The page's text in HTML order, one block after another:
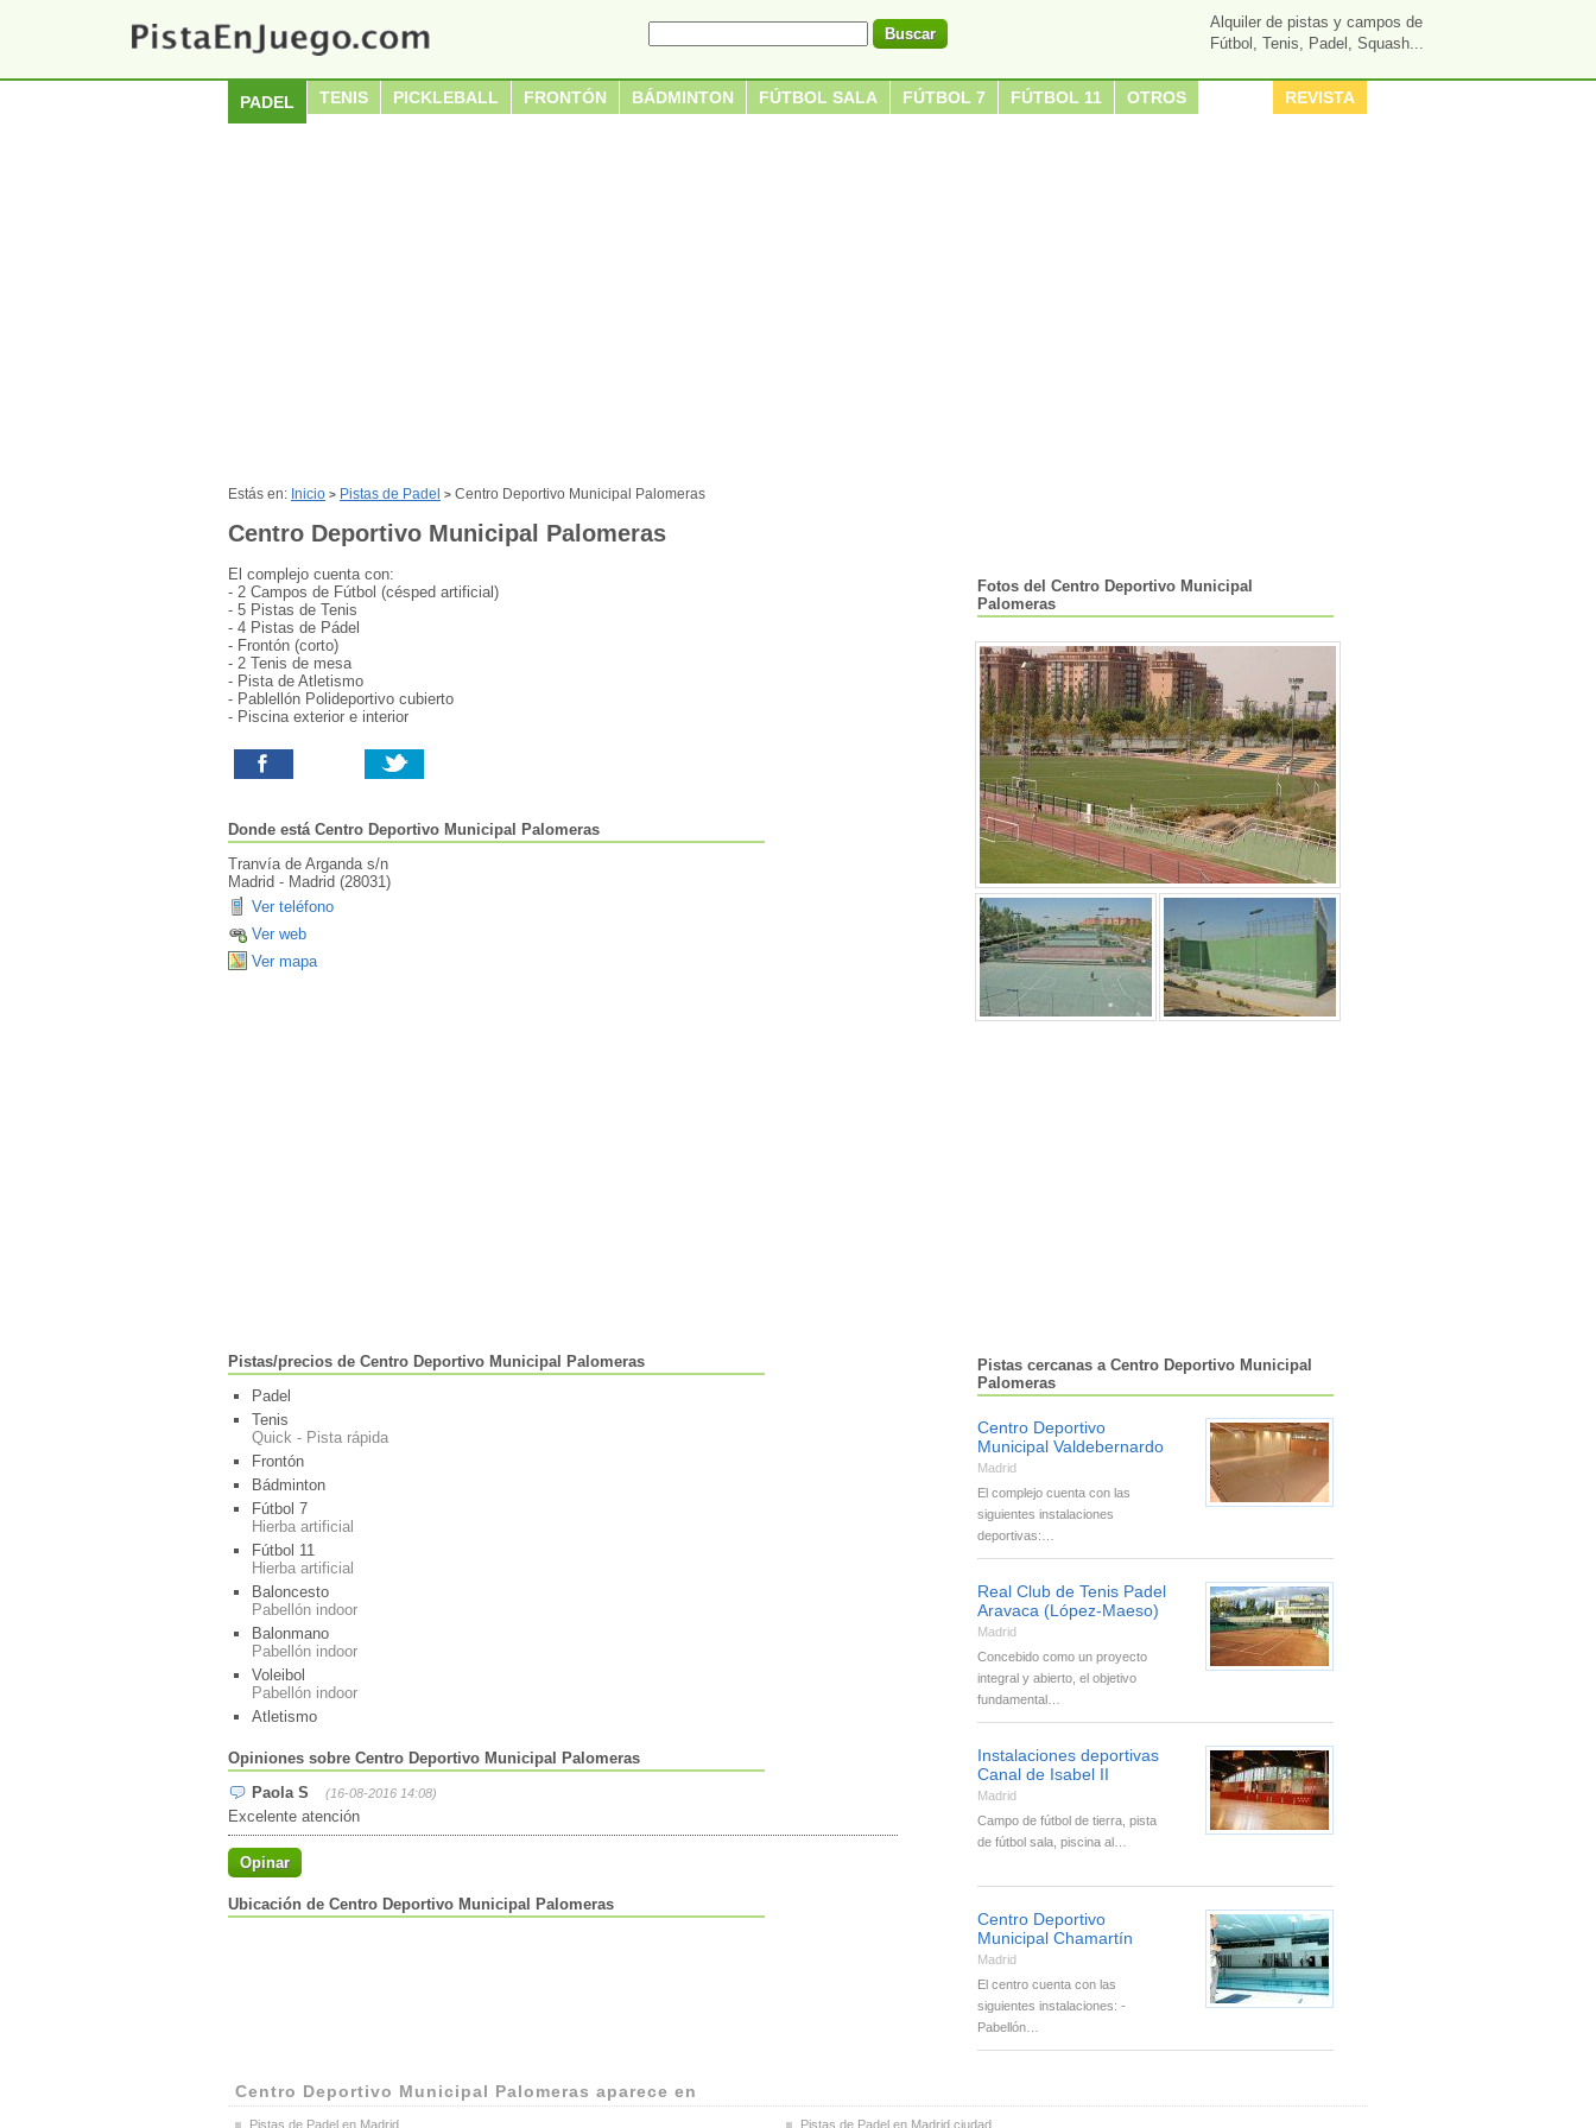
Alquiler de pistas y campos de
Fútbol, Tenis, Padel, Squash...
PADEL TENIS PICKLEBALL FRONTÓN BÁDMINTON FÚTBOL SALA FÚTBOL 7 FÚTBOL 11 OTROS REVISTA
Estás en: Inicio > Pistas de Padel > Centro Deportivo Municipal Palomeras
Centro Deportivo Municipal Palomeras
El complejo cuenta con:
- 2 Campos de Fútbol (césped artificial)
- 5 Pistas de Tenis
- 4 Pistas de Pádel
- Frontón (corto)
- 2 Tenis de mesa
- Pista de Atletismo
- Pablellón Polideportivo cubierto
- Piscina exterior e interior
Donde está Centro Deportivo Municipal Palomeras
Tranvía de Arganda s/n
Madrid - Madrid (28031)
Ver teléfono
Ver web
Ver mapa
Pistas/precios de Centro Deportivo Municipal Palomeras
Padel
Tenis
Quick - Pista rápida
Frontón
Bádminton
Fútbol 7
Hierba artificial
Fútbol 11
Hierba artificial
Baloncesto
Pabellón indoor
Balonmano
Pabellón indoor
Voleibol
Pabellón indoor
Atletismo
Opiniones sobre Centro Deportivo Municipal Palomeras
Paola S
(16-08-2016 14:08)
Excelente atención
Opinar
Ubicación de Centro Deportivo Municipal Palomeras
Fotos del Centro Deportivo Municipal
Palomeras
Pistas cercanas a Centro Deportivo Municipal
Palomeras
Centro Deportivo
Municipal Valdebernardo
Madrid
El complejo cuenta con las
siguientes instalaciones
deportivas:…
Real Club de Tenis Padel
Aravaca (López-Maeso)
Madrid
Concebido como un proyecto
integral y abierto, el objetivo
fundamental…
Instalaciones deportivas
Canal de Isabel II
Madrid
Campo de fútbol de tierra, pista
de fútbol sala, piscina al…
Centro Deportivo
Municipal Chamartín
Madrid
El centro cuenta con las
siguientes instalaciones: -
Pabellón…
Centro Deportivo Municipal Palomeras aparece en
Pistas de Padel en Madrid Pistas de Padel en Madrid ciudad